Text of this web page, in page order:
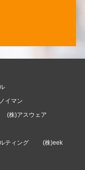
イマン
(株)アスウェア
ティング
(株)eek